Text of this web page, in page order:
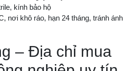
kính bảo hộ
nơi khô ráo, hạn 24 tháng, tránh ánh
– Địa chỉ mua